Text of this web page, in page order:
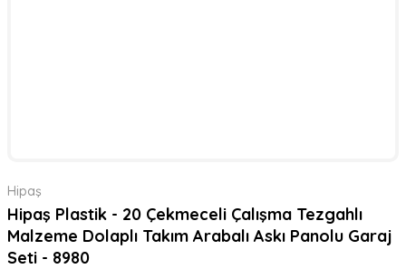
Hipaş
Hipaş Plastik - 20 Çekmeceli Çalışma Tezgahlı
Malzeme Dolaplı Takım Arabalı Askı Panolu Garaj
Seti - 8980